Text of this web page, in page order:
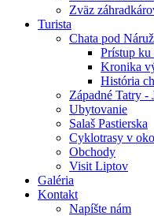
Zväz
Turista
Chata pod
Prístup ku
Kronika
História
Západné Tatry -
Ubytovanie
Salaš Pastierska
Cyklotrasy v
Obchody
Visit Liptov
Galéria
Kontakt
Napíšte nám